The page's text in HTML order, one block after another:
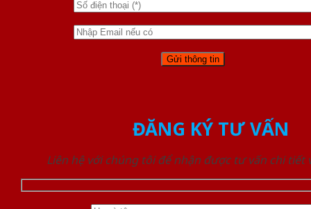
ĐĂNG KÝ TƯ VẤN
Liên hệ với chúng tôi để nhận được tư vấn chi tiết